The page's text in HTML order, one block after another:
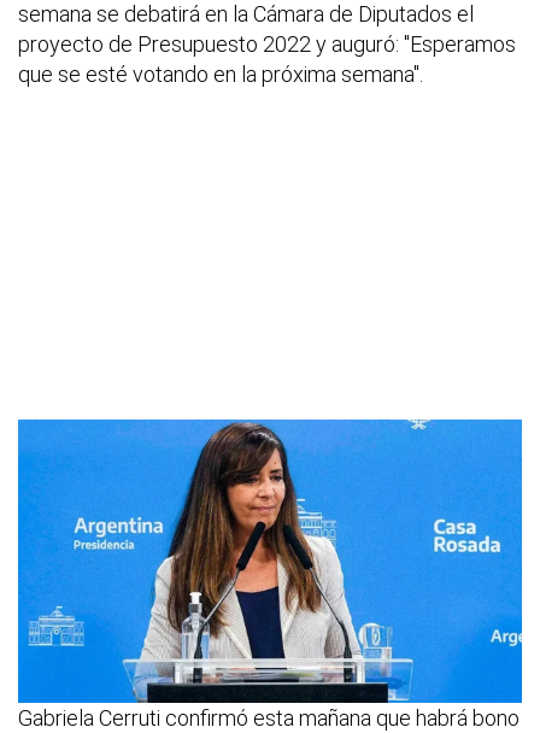
semana se debatirá en la Cámara de Diputados el
proyecto de Presupuesto 2022 y auguró: "Esperamos
que se esté votando en la próxima semana".
Gabriela Cerruti confirmó esta mañana que habrá bono